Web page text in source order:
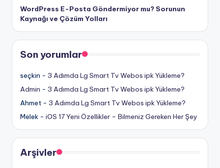
WordPress E-Posta Göndermiyor mu? Sorunun
Kaynağı ve Çözüm Yolları
Son yorumlar
seçkin - 3 Adımda Lg Smart Tv Webos ipk Yükleme?
Admin - 3 Adımda Lg Smart Tv Webos ipk Yükleme?
Ahmet - 3 Adımda Lg Smart Tv Webos ipk Yükleme?
Melek - iOS 17 Yeni Özellikler – Bilmeniz Gereken Her Şey
Arşivler